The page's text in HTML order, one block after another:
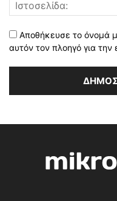
Αποθήκευσε το όνομά
αυτόν τον πλοηγό για